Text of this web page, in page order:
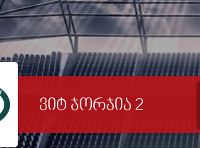
ვიტ ჯორჯია 2